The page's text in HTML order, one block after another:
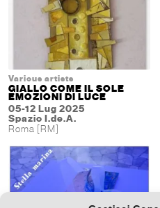
Various artists
GIALLO COME IL SOLE
EMOZIONI DI LUCE
05-12 Lug 2025
Spazio I.de.A.
Roma [RM]